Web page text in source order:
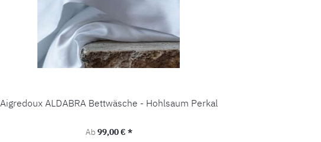
Aigredoux ALDABRA Bettwäsche - Hohlsaum Perkal
Regulärer Preis:
Ab99,00 € *